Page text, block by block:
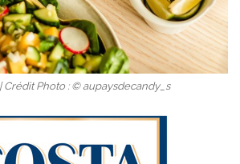
Crédit Photo : © aupaysdecandy_s